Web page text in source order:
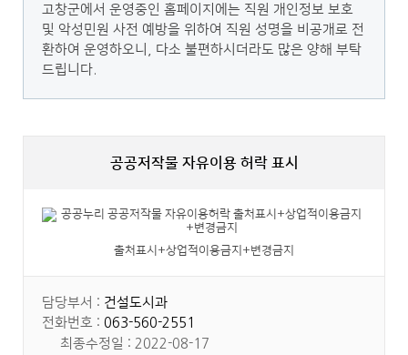
고창군에서 운영중인 홈페이지에는 직원 개인정보 보호
및 악성민원 사전 예방을 위하여 직원 성명을 비공개로 전
환하여 운영하오니, 다소 불편하시더라도 많은 양해 부탁
드립니다.
공공저작물 자유이용 허락 표시
출처표시+상업적이용금지+변경금지
담당부서 : 건설도시과
전화번호 : 063-560-2551
최종수정일 : 2022-08-17